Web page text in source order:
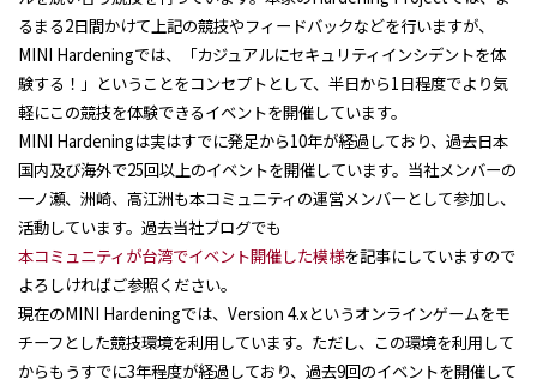
るまる2日間かけて上記の競技やフィードバックなどを行いますが、
MINI Hardeningでは、「カジュアルにセキュリティインシデントを体
験する！」ということをコンセプトとして、半日から1日程度でより気
軽にこの競技を体験できるイベントを開催しています。
MINI Hardeningは実はすでに発足から10年が経過しており、過去日本
国内及び海外で25回以上のイベントを開催しています。当社メンバーの
一ノ瀬、洲崎、高江洲も本コミュニティの運営メンバーとして参加し、
活動しています。過去当社ブログでも
本コミュニティが台湾でイベント開催した模様を記事にしていますので
よろしければご参照ください。
現在のMINI Hardeningでは、 Version 4.xというオンラインゲームをモ
チーフとした競技環境を利用しています。ただし、この環境を利用して
からもうすでに3年程度が経過しており、過去9回のイベントを開催して